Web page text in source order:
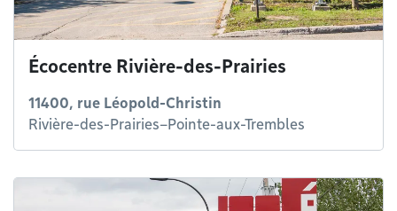
Écocentre Rivière-des-Prairies
11400, rue Léopold-Christin
Rivière-des-Prairies–Pointe-aux-Trembles